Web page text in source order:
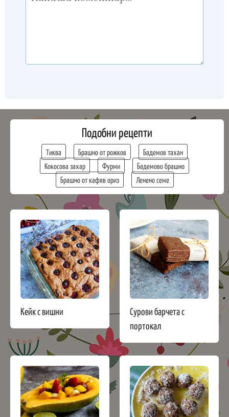
Подобни рецепти
Тиква Брашно от рожков
Бадемов тахан
Кокосова захар
Фурми
Бадемово брашно
Брашно от кафяв ориз
Ленено семе
Кейк с вишни
Сурови барчета с
портокал